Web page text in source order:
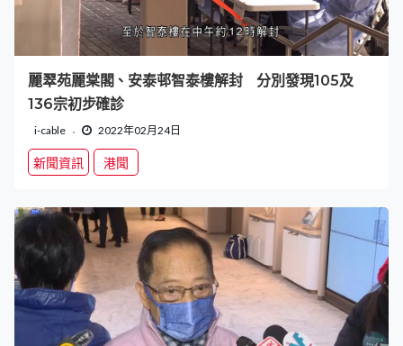
麗翠苑麗棠閣、安泰邨智泰樓解封 分別發現105及
136宗初步確診
i-cable 2022年02月24日
新聞資訊 港聞